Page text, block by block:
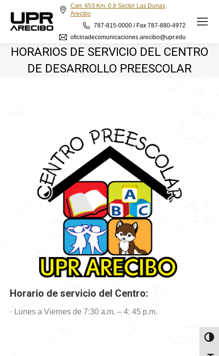
Carr. 653 Km. 0.8 Sector Las Dunas,
Arecibo
787-815-0000 / Fax 787-880-4972
oficinadecomunicaciones.arecibo@upr.edu
HORARIOS DE SERVICIO DEL CENTRO
DE DESARROLLO PREESCOLAR
Horario de servicio del Centro:
· Lunes a Viernes de 7:30 a.m. – 4: 45 p.m.